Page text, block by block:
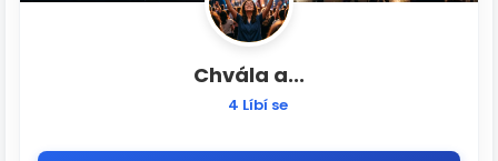
Chvála a...
4 Líbí se